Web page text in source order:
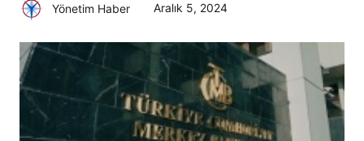
Yönetim Haber Aralık 5, 2024